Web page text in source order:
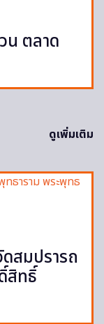
น ตลาด
ดูเพิ่มเติม
สมปรารถ
สิทธิ์